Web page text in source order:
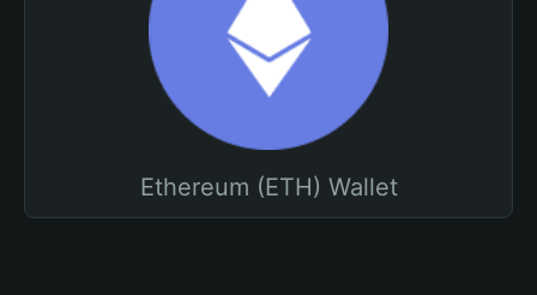
Ethereum (ETH) Wallet